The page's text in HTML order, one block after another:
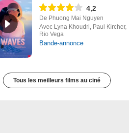
4,2
De Phuong Mai Nguyen
Avec Lyna Khoudri, Paul Kircher,
Rio Vega
Bande-annonce
Tous les meilleurs films au ciné